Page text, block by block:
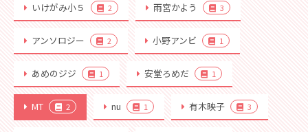
いけがみ小５ 2 雨宮かよう 3
アンソロジー 2 小野アンビ 1
あめのジジ 1 安堂ろめだ 1
MT 2 nu 1 有木映子 3